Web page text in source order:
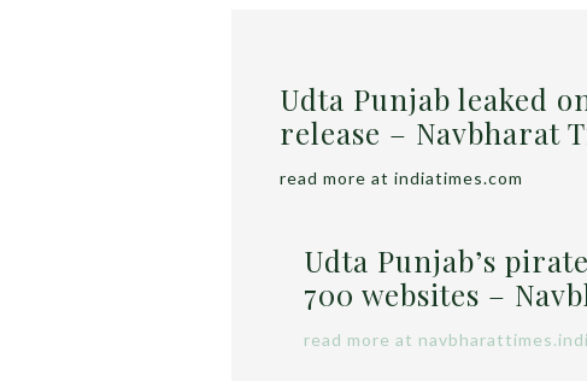
Udta Punjab leaked
release – Navbharat
read more at indiatimes.com
Udta Punjab’s
700 websites –
read more at